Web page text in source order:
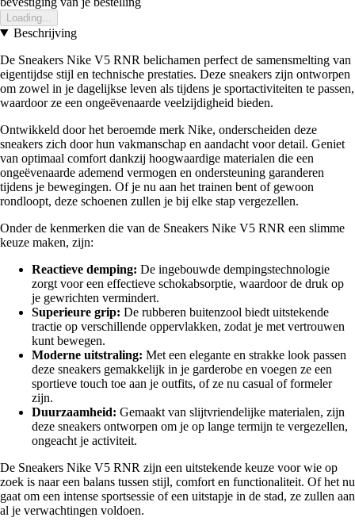
Loading...
Beschrijving
De Sneakers Nike V5 RNR belichamen perfect de samensmelting van
eigentijdse stijl en technische prestaties. Deze sneakers zijn ontworpen
om zowel in je dagelijkse leven als tijdens je sportactiviteiten te passen,
waardoor ze een ongeëvenaarde veelzijdigheid bieden.
Ontwikkeld door het beroemde merk Nike, onderscheiden deze
sneakers zich door hun vakmanschap en aandacht voor detail. Geniet
van optimaal comfort dankzij hoogwaardige materialen die een
ongeëvenaarde ademend vermogen en ondersteuning garanderen
tijdens je bewegingen. Of je nu aan het trainen bent of gewoon
rondloopt, deze schoenen zullen je bij elke stap vergezellen.
Onder de kenmerken die van de Sneakers Nike V5 RNR een slimme
keuze maken, zijn:
Reactieve demping: De ingebouwde dempingstechnologie
zorgt voor een effectieve schokabsorptie, waardoor de druk op
je gewrichten vermindert.
Superieure grip: De rubberen buitenzool biedt uitstekende
tractie op verschillende oppervlakken, zodat je met vertrouwen
kunt bewegen.
Moderne uitstraling: Met een elegante en strakke look passen
deze sneakers gemakkelijk in je garderobe en voegen ze een
sportieve touch toe aan je outfits, of ze nu casual of formeler
zijn.
Duurzaamheid: Gemaakt van slijtvriendelijke materialen, zijn
deze sneakers ontworpen om je op lange termijn te vergezellen,
ongeacht je activiteit.
De Sneakers Nike V5 RNR zijn een uitstekende keuze voor wie op
zoek is naar een balans tussen stijl, comfort en functionaliteit. Of het nu
gaat om een intense sportsessie of een uitstapje in de stad, ze zullen aan
al je verwachtingen voldoen.